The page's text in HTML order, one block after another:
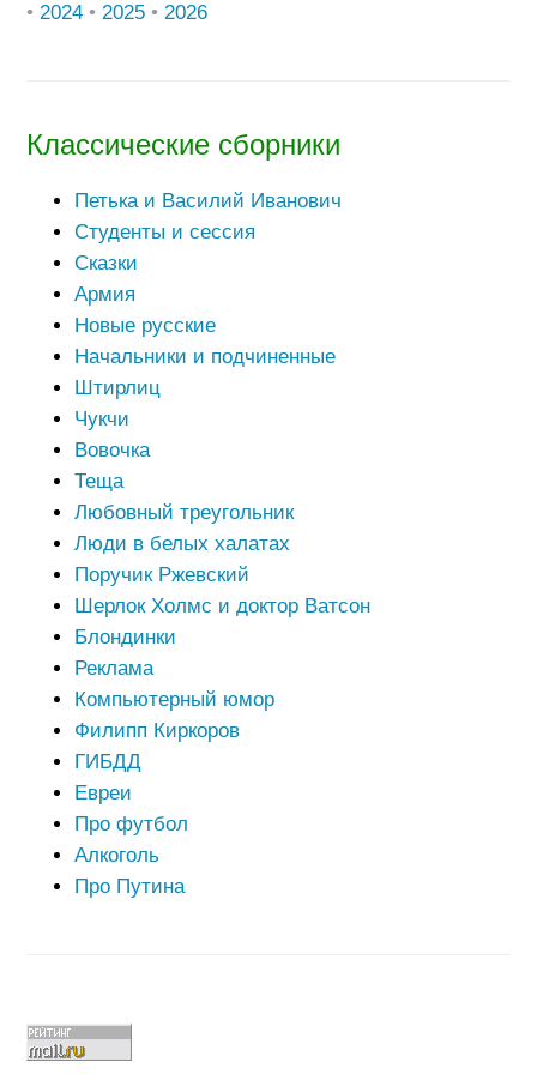
• 2024 • 2025 • 2026
Классические сборники
Петька и Василий Иванович
Студенты и сессия
Сказки
Армия
Новые русские
Начальники и подчиненные
Штирлиц
Чукчи
Вовочка
Теща
Любовный треугольник
Люди в белых халатах
Поручик Ржевский
Шерлок Холмс и доктор Ватсон
Блондинки
Реклама
Компьютерный юмор
Филипп Киркоров
ГИБДД
Евреи
Про футбол
Алкоголь
Про Путина